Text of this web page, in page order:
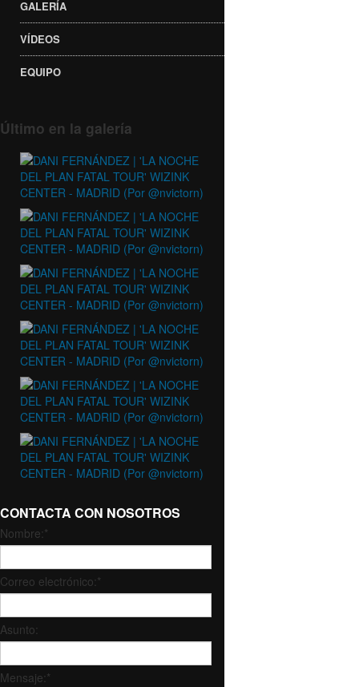
GALERÍA
VÍDEOS
EQUIPO
Último en la galería
CONTACTA CON NOSOTROS
Nombre: *
Correo electrónico: *
Asunto:
Mensaje: *